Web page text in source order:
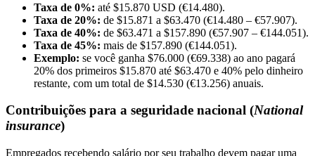
Taxa de 0%: até $15.870 USD (€14.480).
Taxa de 20%: de $15.871 a $63.470 (€14.480 – €57.907).
Taxa de 40%: de $63.471 a $157.890 (€57.907 – €144.051).
Taxa de 45%: mais de $157.890 (€144.051).
Exemplo: se você ganha $76.000 (€69.338) ao ano pagará
20% dos primeiros $15.870 até $63.470 e 40% pelo dinheiro
restante, com um total de $14.530 (€13.256) anuais.
Contribuições para a seguridade nacional (National
insurance)
Empregados recebendo salário por seu trabalho devem pagar uma